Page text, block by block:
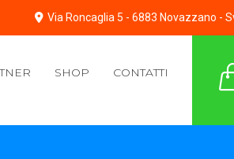
Via Roncaglia 5 - 6883 Novazzano -
SHOP CONTATTI